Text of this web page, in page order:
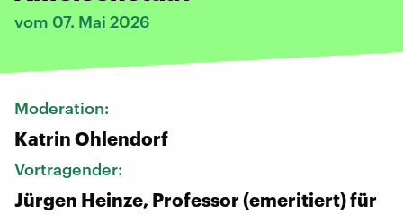
vom 07. Mai 2026
Moderation:
Katrin Ohlendorf
Vortragender:
Jürgen Heinze, Professor (emeritiert) für